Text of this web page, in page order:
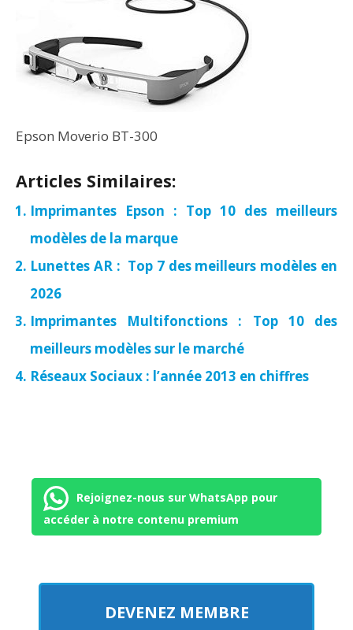
Epson Moverio BT-300
Articles Similaires:
Imprimantes Epson : Top 10 des meilleurs
modèles de la marque
Lunettes AR : Top 7 des meilleurs modèles en
2026
Imprimantes Multifonctions : Top 10 des
meilleurs modèles sur le marché
Réseaux Sociaux : l’année 2013 en chiffres
Rejoignez-nous sur WhatsApp pour
accéder à notre contenu premium
DEVENEZ MEMBRE